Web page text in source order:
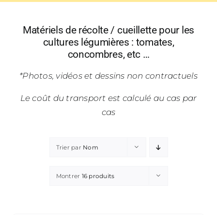
Matériels de récolte / cueillette pour les
cultures légumières : tomates,
concombres, etc …
*Photos, vidéos et dessins non contractuels
Le coût du transport est calculé au cas par
cas
Trier par Nom
Montrer 16 produits